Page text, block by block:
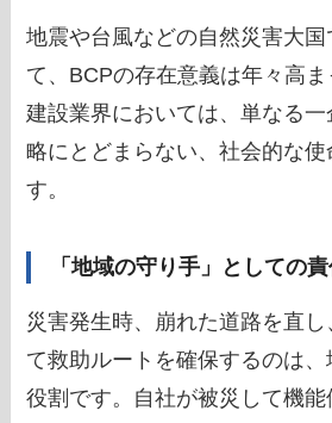
地震や台風などの自然災害大
て、BCPの存在意義は年々高
建設業界においては、単なる
略にとどまらない、社会的な使
す。
「地域の守り手」としての
災害発生時、崩れた道路を直
て救助ルートを確保するのは
役割です。自社が被災して機